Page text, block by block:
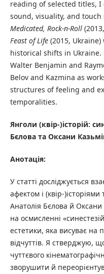
reading of selected titles,
sound, visuality, and touch
Medicated, Rock-n-Roll
Feast of Life (2015,
historical shifts in
Walter Benjamin and
Belov and Kazmina as
structures of feeling and
temporalities.
Янголи (квір-)історій:
Бєлова та Оксани
Анотація:
У статті досліджується
афектом і (квір-
Анатолія Бєлова й Оксани
на осмисленні
естетики, яка висуває на
відчуттів. Я стверджую,
чуттєвого
зворушити й